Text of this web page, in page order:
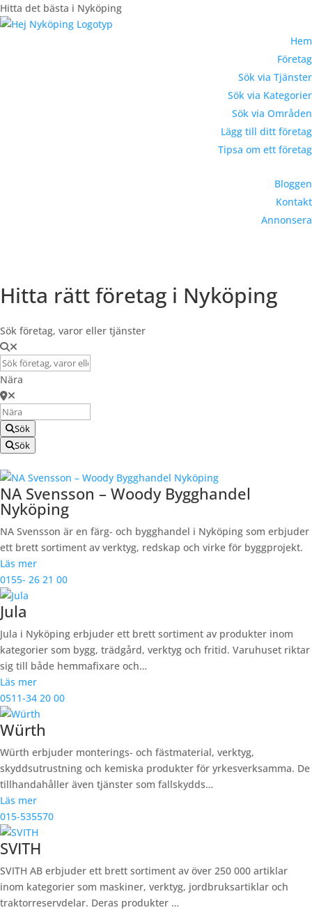
Hitta det bästa i Nyköping
Hem
Företag
Sök via Tjänster
Sök via Kategorier
Sök via Områden
Lägg till ditt företag
Tipsa om ett företag
Bloggen
Kontakt
Annonsera
Hitta rätt företag i Nyköping
Sök företag, varor eller tjänster
Nära
Sök
Sök
NA Svensson – Woody Bygghandel
Nyköping
NA Svensson är en färg- och bygghandel i Nyköping som erbjuder
ett brett sortiment av verktyg, redskap och virke för byggprojekt.
Läs mer
0155- 26 21 00
Jula
Jula i Nyköping erbjuder ett brett sortiment av produkter inom
kategorier som bygg, trädgård, verktyg och fritid. Varuhuset riktar
sig till både hemmafixare och…
Läs mer
0511-34 20 00
Würth
Würth erbjuder monterings- och fästmaterial, verktyg,
skyddsutrustning och kemiska produkter för yrkesverksamma. De
tillhandahåller även tjänster som fallskydds…
Läs mer
015-535570
SVITH
SVITH AB erbjuder ett brett sortiment av över 250 000 artiklar
inom kategorier som maskiner, verktyg, jordbruksartiklar och
traktorreservdelar. Deras produkter …